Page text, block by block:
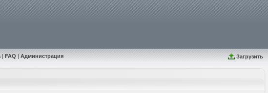
|FAQ |Администрация Загрузить